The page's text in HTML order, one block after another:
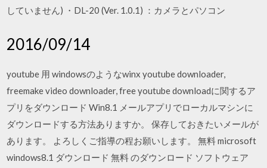
していません) ・DL-20 (Ver. 1.0.1) ：カメラとパソコン
2016/09/14
youtube 用 windowsのようなwinx youtube downloader,
freemake video downloader, free youtube downloadに関するア
プリをダウンロード Win8.1 メールアプリでローカルマシンに
ダウンロードする方法ありますか。 保存しておきたいメールが
あります。 よろしくご指導の程お願いします。 無料 microsoft
windows8.1 ダウンロード 無料 のダウンロード ソフトウェア